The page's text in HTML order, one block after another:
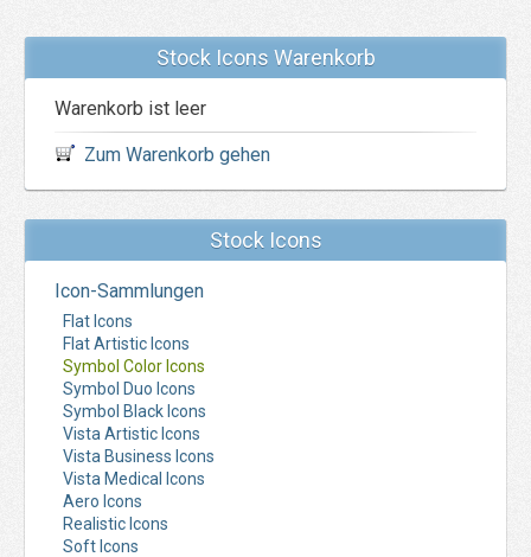
Stock Icons Warenkorb
Warenkorb ist leer
Zum Warenkorb gehen
Stock Icons
Icon-Sammlungen
Flat Icons
Flat Artistic Icons
Symbol Color Icons
Symbol Duo Icons
Symbol Black Icons
Vista Artistic Icons
Vista Business Icons
Vista Medical Icons
Aero Icons
Realistic Icons
Soft Icons